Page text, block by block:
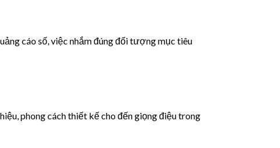
cáo số, việc nhắm đúng đối tượng mục tiêu
phong cách thiết kế cho đến giọng điệu trong